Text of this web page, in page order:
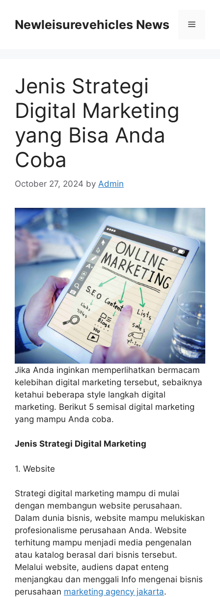
contentNewleisurevehicles News Menu
Jenis Strategi
Digital Marketing
yang Bisa Anda
Coba
October 27, 2024 by Admin
Jika Anda inginkan memperlihatkan bermacam
kelebihan digital marketing tersebut, sebaiknya
ketahui beberapa style langkah digital
marketing. Berikut 5 semisal digital marketing
yang mampu Anda coba.
Jenis Strategi Digital Marketing
1. Website
Strategi digital marketing mampu di mulai
dengan membangun website perusahaan.
Dalam dunia bisnis, website mampu melukiskan
profesionalisme perusahaan Anda. Website
terhitung mampu menjadi media pengenalan
atau katalog berasal dari bisnis tersebut.
Melalui website, audiens dapat enteng
menjangkau dan menggali Info mengenai bisnis
perusahaan marketing agency jakarta.